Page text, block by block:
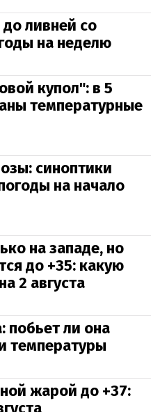
ливней со
на неделю
купол": в 5
температурные
синоптики
на начало
на западе, но
до +35: какую
2 августа
побьет ли она
температуры
жарой до +37: